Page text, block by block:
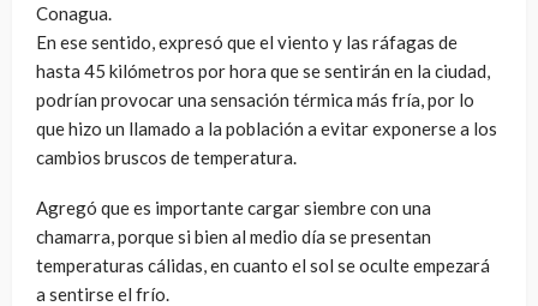
Conagua.
En ese sentido, expresó que el viento y las ráfagas de
hasta 45 kilómetros por hora que se sentirán en la ciudad,
podrían provocar una sensación térmica más fría, por lo
que hizo un llamado a la población a evitar exponerse a los
cambios bruscos de temperatura.
Agregó que es importante cargar siembre con una
chamarra, porque si bien al medio día se presentan
temperaturas cálidas, en cuanto el sol se oculte empezará
a sentirse el frío.